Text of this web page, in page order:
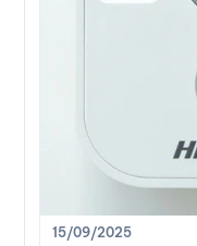
15/09/2025